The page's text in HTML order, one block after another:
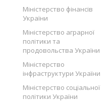
Міністерство фінансів
України
Міністерство аграрної
політики та
продовольства України
Міністерство
інфраструктури України
Міністерство соціальної
політики України